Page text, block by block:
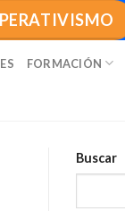
FORMACIÓN
Buscar